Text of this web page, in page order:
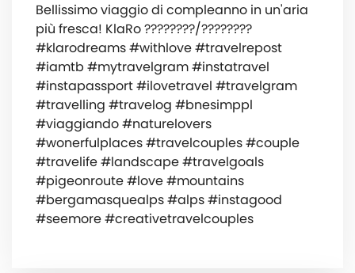
Bellissimo viaggio di compleanno in un'aria
più fresca! KlaRo ????????/????????
#klarodreams #withlove #travelrepost
#iamtb #mytravelgram #instatravel
#instapassport #ilovetravel #travelgram
#travelling #travelog #bnesimppl
#viaggiando #naturelovers
#wonerfulplaces #travelcouples #couple
#travelife #landscape #travelgoals
#pigeonroute #love #mountains
#bergamasquealps #alps #instagood
#seemore #creativetravelcouples